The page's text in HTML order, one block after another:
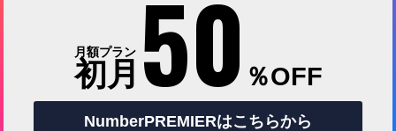
月額プラン
初月 50 ％OFF
NumberPREMIERはこちらから